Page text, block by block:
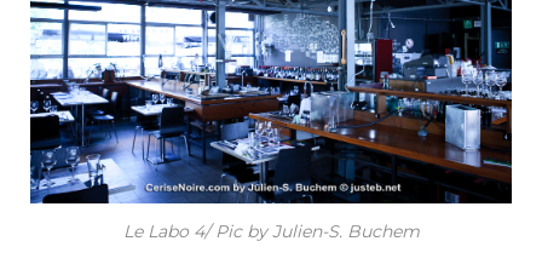
Le Labo 4/ Pic by Julien-S. Buchem